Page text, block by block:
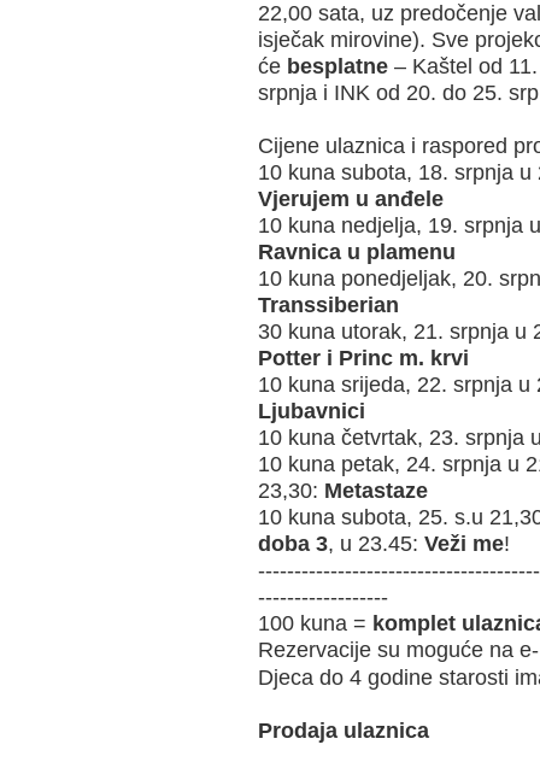
22,00 sata, uz predočenje
isječak mirovine). Sve
će besplatne – Kaštel od
srpnja i INK od 20. do 25.
Cijene ulaznica i raspored
10 kuna subota, 18. srpnja
Vjerujem u anđele
10 kuna nedjelja, 19. srpnja
Ravnica u plamenu
10 kuna ponedjeljak, 20.
Transsiberian
30 kuna utorak, 21. srpnja u
Potter i Princ m. krvi
10 kuna srijeda, 22. srpnja
Ljubavnici
10 kuna četvrtak, 23. srpnja
10 kuna petak, 24. srpnja u
23,30: Metastaze
10 kuna subota, 25. s.u
doba 3, u 23.45: Veži me!
------------------
100 kuna = komplet
Rezervacije su moguće na
Djeca do 4 godine starosti
Prodaja ulaznica